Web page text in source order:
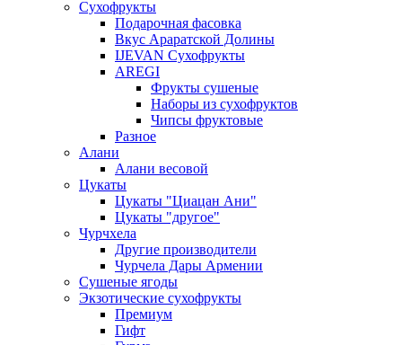
Сухофрукты
Подарочная фасовка
Вкус Араратской Долины
IJEVAN Сухофрукты
AREGI
Фрукты сушеные
Наборы из сухофруктов
Чипсы фруктовые
Разное
Алани
Алани весовой
Цукаты
Цукаты "Циацан Ани"
Цукаты "другое"
Чурчхела
Другие производители
Чурчела Дары Армении
Сушеные ягоды
Экзотические сухофрукты
Премиум
Гифт